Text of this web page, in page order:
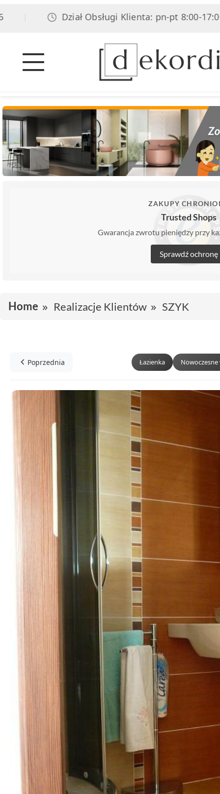
Dział Obsługi Klienta: pn-pt 8:00-17:00,
ZAKUPY
Trusted Shops
Gwarancja zwrotu pieniędzy przy
Sprawdź ochronę
Home Realizacje Klientów SZYK
Poprzednia Łazienka